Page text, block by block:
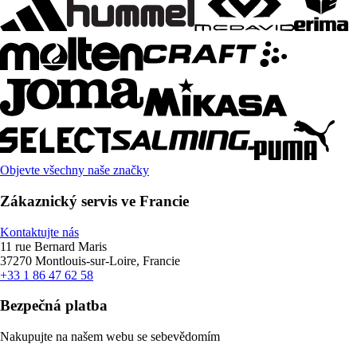
Objevte všechny naše značky
Zákaznický servis ve Francie
Kontaktujte nás
11 rue Bernard Maris
37270 Montlouis-sur-Loire, Francie
+33 1 86 47 62 58
Bezpečná platba
Nakupujte na našem webu se sebevědomím